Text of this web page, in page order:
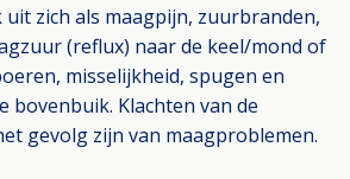
zich als maagpijn, zuurbranden,
(reflux) naar de keel/mond of
misselijkheid, spugen en
bovenbuik. Klachten van de
gevolg zijn van maagproblemen.